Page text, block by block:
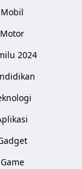
Mobil
Motor
2024
Game